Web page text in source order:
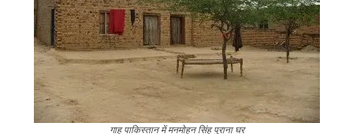
गाह पाकिस्तान में मनमोहन सिंह पुराना घर